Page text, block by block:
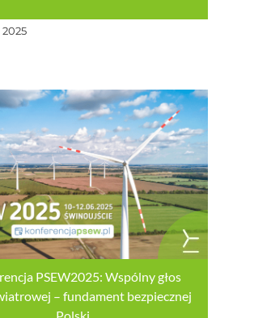
PSEW2025: Wspólny głos
– fundament bezpiecznej